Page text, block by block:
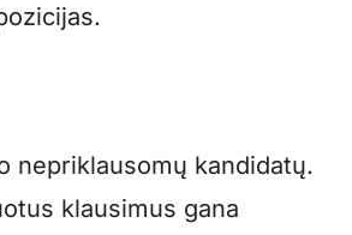
nepriklausomų kandidatų.
klausimus gana